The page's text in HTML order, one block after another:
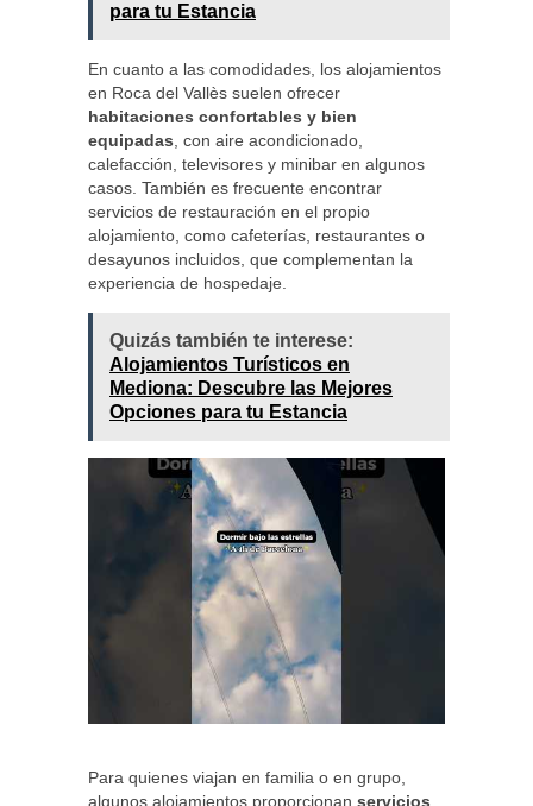
para tu Estancia
En cuanto a las comodidades, los alojamientos
en Roca del Vallès suelen ofrecer
habitaciones confortables y bien
equipadas , con aire acondicionado,
calefacción, televisores y minibar en algunos
casos. También es frecuente encontrar
servicios de restauración en el propio
alojamiento, como cafeterías, restaurantes o
desayunos incluidos, que complementan la
experiencia de hospedaje.
Quizás también te interese:
Alojamientos Turísticos en
Mediona: Descubre las Mejores
Opciones para tu Estancia
Para quienes viajan en familia o en grupo,
algunos alojamientos proporcionan servicios